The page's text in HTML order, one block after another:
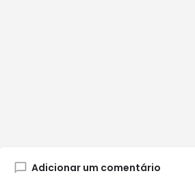
Adicionar um comentário